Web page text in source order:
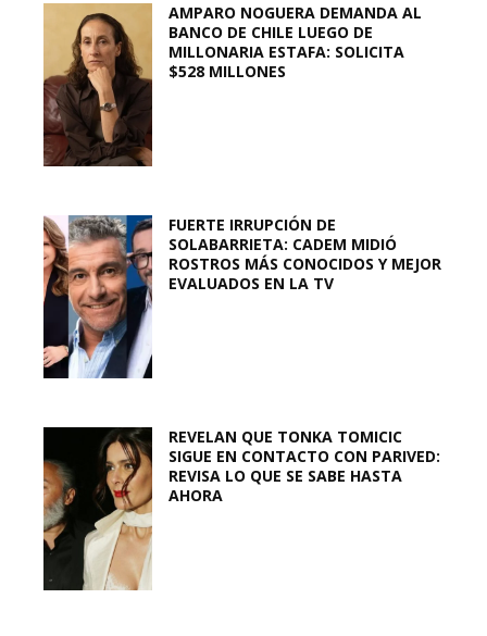
AMPARO NOGUERA DEMANDA AL
BANCO DE CHILE LUEGO DE
MILLONARIA ESTAFA: SOLICITA
$528 MILLONES
FUERTE IRRUPCIÓN DE
SOLABARRIETA: CADEM MIDIÓ
ROSTROS MÁS CONOCIDOS Y MEJOR
EVALUADOS EN LA TV
REVELAN QUE TONKA TOMICIC
SIGUE EN CONTACTO CON PARIVED:
REVISA LO QUE SE SABE HASTA
AHORA